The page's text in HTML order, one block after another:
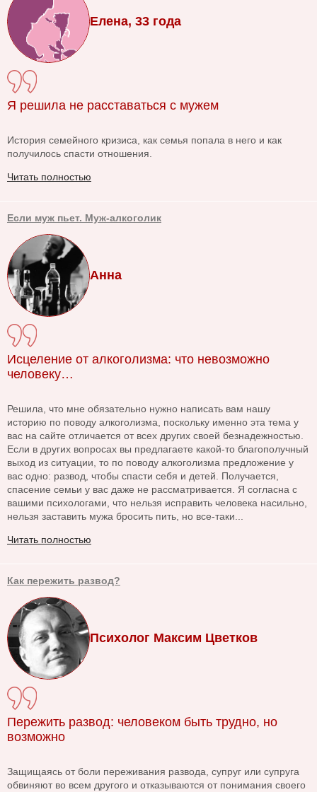
Елена, 33 года
Я решила не расставаться с мужем
История семейного кризиса, как семья попала в него и как
получилось спасти отношения.
Читать полностью
Если муж пьет. Муж-алкоголик
Анна
Исцеление от алкоголизма: что невозможно
человеку…
Решила, что мне обязательно нужно написать вам нашу
историю по поводу алкоголизма, поскольку именно эта тема у
вас на сайте отличается от всех других своей безнадежностью.
Если в других вопросах вы предлагаете какой-то благополучный
выход из ситуации, то по поводу алкоголизма предложение у
вас одно: развод, чтобы спасти себя и детей. Получается,
спасение семьи у вас даже не рассматривается. Я согласна с
вашими психологами, что нельзя исправить человека насильно,
нельзя заставить мужа бросить пить, но все-таки...
Читать полностью
Как пережить развод?
Психолог Максим Цветков
Пережить развод: человеком быть трудно, но
возможно
Защищаясь от боли переживания развода, супруг или супруга
обвиняют во всем другого и отказываются от понимания своего